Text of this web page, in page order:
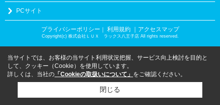
PCサイト
プライバシーポリシー ｜ 利用規約 ｜アクセスマップ
Copyright(c) 株式会社ＬＵＸ ラックス八王子店 All rights reserved.
当サイトでは、お客様の当サイト利用状況把握、サービス向上検討を目的と
して、クッキー（Cookie）を使用しています。
詳しくは、当社の 「Cookieの取扱いについて」 をご確認ください。
閉じる